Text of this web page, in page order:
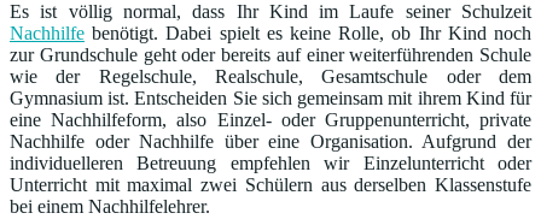
Es ist völlig normal, dass Ihr Kind im Laufe seiner Schulzeit
Nachhilfe benötigt. Dabei spielt es keine Rolle, ob Ihr Kind noch
zur Grundschule geht oder bereits auf einer weiterführenden Schule
wie der Regelschule, Realschule, Gesamtschule oder dem
Gymnasium ist. Entscheiden Sie sich gemeinsam mit ihrem Kind für
eine Nachhilfeform, also Einzel- oder Gruppenunterricht, private
Nachhilfe oder Nachhilfe über eine Organisation. Aufgrund der
individuelleren Betreuung empfehlen wir Einzelunterricht oder
Unterricht mit maximal zwei Schülern aus derselben Klassenstufe
bei einem Nachhilfelehrer.